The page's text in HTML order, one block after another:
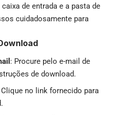
de entrada e a pasta de
cuidadosamente para
: Procure pelo e-mail de
de download.
Clique no link fornecido para